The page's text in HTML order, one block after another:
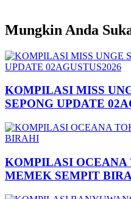
Mungkin Anda
KOMPILASI MISS
SEPONG UPDATE
KOMPILASI
MEMEK SEMPIT